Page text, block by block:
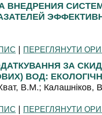
ВНЕДРЕНИЯ
| ПЕРЕГЛЯНУТИ
ЗА
ВОД:
В.М.; Калашніков,
| ПЕРЕГЛЯНУТИ